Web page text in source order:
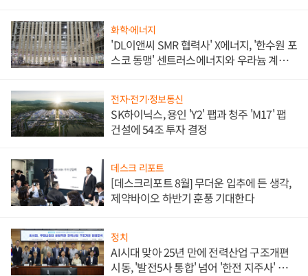
화학·에너지
'DL이앤씨 SMR 협력사' X에너지, '한수원 포
스코 동맹' 센트러스에너지와 우라늄 계약
전자·전기·정보통신
SK하이닉스, 용인 'Y2' 팹과 청주 'M17' 팹
건설에 54조 투자 결정
데스크 리포트
[데스크리포트 8월] 무더운 입추에 든 생각,
제약바이오 하반기 훈풍 기대한다
정치
AI시대 맞아 25년 만에 전력산업 구조개편
시동, '발전5사 통합' 넘어 '한전 지주사' 재편